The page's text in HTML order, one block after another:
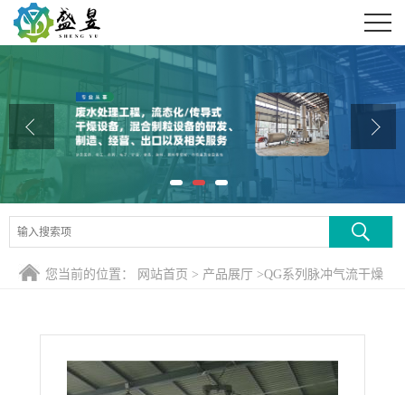
公司介绍
公司动态
产品展厅
证书荣誉
联系方式
您当前的位置： 网站首页 > 产品展厅 >QG系列脉冲气流干燥